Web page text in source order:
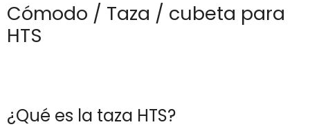
Cómodo / Taza / cubeta para
HTS
¿Qué es la taza HTS?